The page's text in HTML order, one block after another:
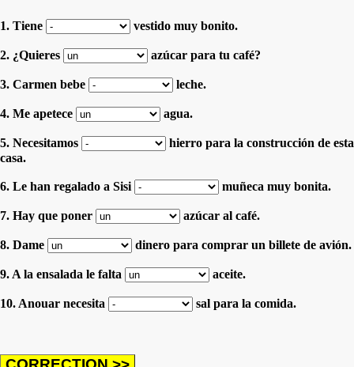
1. Tiene vestido muy bonito.
2. ¿Quieres azúcar para tu café?
3. Carmen bebe leche.
4. Me apetece agua.
5. Necesitamos
hierro para la construcción de esta
casa.
6. Le han regalado a Sisi muñeca muy bonita.
7. Hay que poner azúcar al café.
8. Dame dinero para comprar un billete de avión.
9. A la ensalada le falta aceite.
10. Anouar necesita sal para la comida.